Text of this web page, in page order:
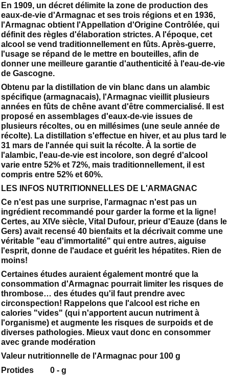
En 1909, un décret délimite la zone de production des
eaux-de-vie d'Armagnac et ses trois régions et en 1936,
l'Armagnac obtient l'Appellation d'Origine Contrôlée, qui
définit des règles d'élaboration strictes. A l'époque, cet
alcool se vend traditionnellement en fûts. Après-guerre,
l'usage se répand de le mettre en bouteilles, afin de
donner une meilleure garantie d'authenticité à l'eau-de-vie
de Gascogne.
Obtenu par la distillation de vin blanc dans un alambic
spécifique (armagnacais), l'Armagnac vieillit plusieurs
années en fûts de chêne avant d'être commercialisé. Il est
proposé en assemblages d'eaux-de-vie issues de
plusieurs récoltes, ou en millésimes (une seule année de
récolte). La distillation s'effectue en hiver, et au plus tard le
31 mars de l'année qui suit la récolte. À la sortie de
l'alambic, l'eau-de-vie est incolore, son degré d'alcool
varie entre 52% et 72%, mais traditionnellement, il est
compris entre 52% et 60%.
LES INFOS NUTRITIONNELLES DE L'ARMAGNAC
Ce n'est pas une surprise, l'armagnac n'est pas un
ingrédient recommandé pour garder la forme et la ligne!
Certes, au XIVe siècle, Vital Dufour, prieur d'Eauze (dans le
Gers) avait recensé 40 bienfaits et la décrivait comme une
véritable "eau d'immortalité" qui entre autres, aiguise
l'esprit, donne de l'audace et guérit les hépatites. Rien de
moins!
Certaines études auraient également montré que la
consommation d'Armagnac pourrait limiter les risques de
thrombose… des études qu'il faut prendre avec
circonspection! Rappelons que l'alcool est riche en
calories "vides" (qui n'apportent aucun nutriment à
l'organisme) et augmente les risques de surpoids et de
diverses pathologies. Mieux vaut donc en consommer
avec grande modération
Valeur nutritionnelle de l'Armagnac pour 100 g
Protides 0 - g